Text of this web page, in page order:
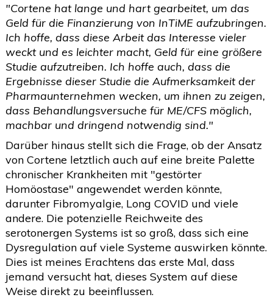
"Cortene hat lange und hart gearbeitet, um das
Geld für die Finanzierung von InTiME aufzubringen.
Ich hoffe, dass diese Arbeit das Interesse vieler
weckt und es leichter macht, Geld für eine größere
Studie aufzutreiben. Ich hoffe auch, dass die
Ergebnisse dieser Studie die Aufmerksamkeit der
Pharmaunternehmen wecken, um ihnen zu zeigen,
dass Behandlungsversuche für ME/CFS möglich,
machbar und dringend notwendig sind."
Darüber hinaus stellt sich die Frage, ob der Ansatz
von Cortene letztlich auch auf eine breite Palette
chronischer Krankheiten mit "gestörter
Homöostase" angewendet werden könnte,
darunter Fibromyalgie, Long COVID und viele
andere. Die potenzielle Reichweite des
serotonergen Systems ist so groß, dass sich eine
Dysregulation auf viele Systeme auswirken könnte.
Dies ist meines Erachtens das erste Mal, dass
jemand versucht hat, dieses System auf diese
Weise direkt zu beeinflussen.